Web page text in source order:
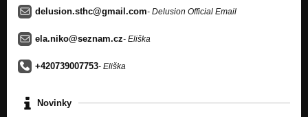
delusion.sthc@gmail.com- Delusion Official Email
ela.niko@seznam.cz- Eliška
+420739007753- Eliška
Novinky